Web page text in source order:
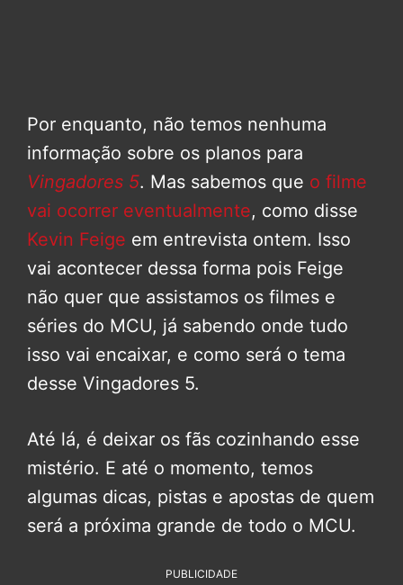
Por enquanto, não temos nenhuma
informação sobre os planos para
Vingadores 5. Mas sabemos que o filme
vai ocorrer eventualmente, como disse
Kevin Feige em entrevista ontem. Isso
vai acontecer dessa forma pois Feige
não quer que assistamos os filmes e
séries do MCU, já sabendo onde tudo
isso vai encaixar, e como será o tema
desse Vingadores 5.
Até lá, é deixar os fãs cozinhando esse
mistério. E até o momento, temos
algumas dicas, pistas e apostas de quem
será a próxima grande de todo o MCU.
PUBLICIDADE